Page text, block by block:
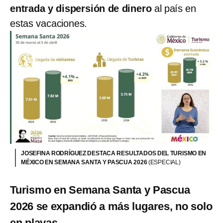
entrada y dispersión de dineroal país en
estas vacaciones.
JOSEFINA RODRÍGUEZ DESTACA RESULTADOS DEL TURISMO EN
MÉXICO EN SEMANA SANTA Y PASCUA 2026(ESPECIAL)
Turismo en Semana Santa y Pascua
2026 se expandió a más lugares, no solo